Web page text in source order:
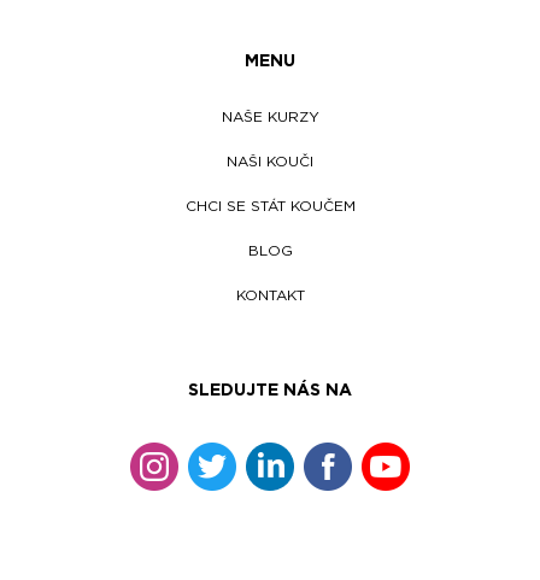
MENU
NAŠE KURZY
NAŠI KOUČI
CHCI SE STÁT KOUČEM
BLOG
KONTAKT
SLEDUJTE NÁS NA